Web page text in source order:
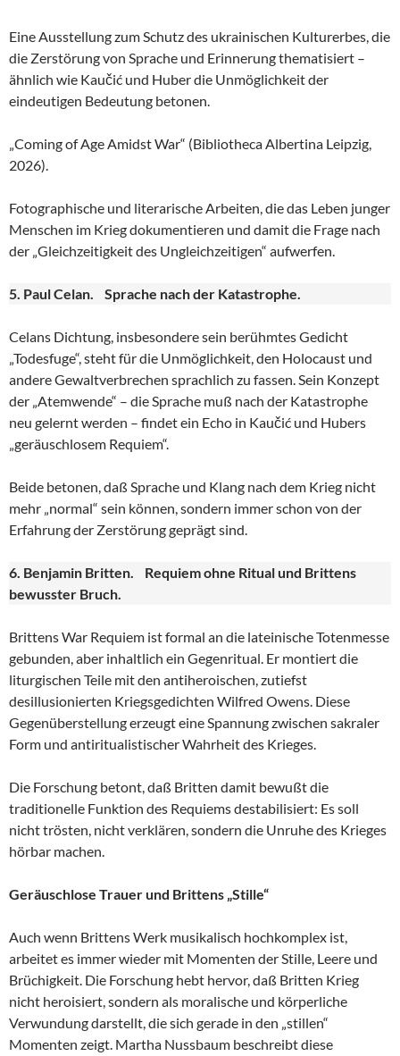
Eine Ausstellung zum Schutz des ukrainischen Kulturerbes, die
die Zerstörung von Sprache und Erinnerung thematisiert –
ähnlich wie Kaučić und Huber die Unmöglichkeit der
eindeutigen Bedeutung betonen.
„Coming of Age Amidst War“ (Bibliotheca Albertina Leipzig,
2026).
Fotographische und literarische Arbeiten, die das Leben junger
Menschen im Krieg dokumentieren und damit die Frage nach
der „Gleichzeitigkeit des Ungleichzeitigen“ aufwerfen.
5. Paul Celan. Sprache nach der Katastrophe.
Celans Dichtung, insbesondere sein berühmtes Gedicht
„Todesfuge“, steht für die Unmöglichkeit, den Holocaust und
andere Gewaltverbrechen sprachlich zu fassen. Sein Konzept
der „Atemwende“ – die Sprache muß nach der Katastrophe
neu gelernt werden – findet ein Echo in Kaučić und Hubers
„geräuschlosem Requiem“.
Beide betonen, daß Sprache und Klang nach dem Krieg nicht
mehr „normal“ sein können, sondern immer schon von der
Erfahrung der Zerstörung geprägt sind.
6. Benjamin Britten. Requiem ohne Ritual und Brittens
bewusster Bruch.
Brittens War Requiem ist formal an die lateinische Totenmesse
gebunden, aber inhaltlich ein Gegenritual. Er montiert die
liturgischen Teile mit den antiheroischen, zutiefst
desillusionierten Kriegsgedichten Wilfred Owens. Diese
Gegenüberstellung erzeugt eine Spannung zwischen sakraler
Form und antiritualistischer Wahrheit des Krieges.
Die Forschung betont, daß Britten damit bewußt die
traditionelle Funktion des Requiems destabilisiert: Es soll
nicht trösten, nicht verklären, sondern die Unruhe des Krieges
hörbar machen.
Geräuschlose Trauer und Brittens „Stille“
Auch wenn Brittens Werk musikalisch hochkomplex ist,
arbeitet es immer wieder mit Momenten der Stille, Leere und
Brüchigkeit. Die Forschung hebt hervor, daß Britten Krieg
nicht heroisiert, sondern als moralische und körperliche
Verwundung darstellt, die sich gerade in den „stillen“
Momenten zeigt. Martha Nussbaum beschreibt diese